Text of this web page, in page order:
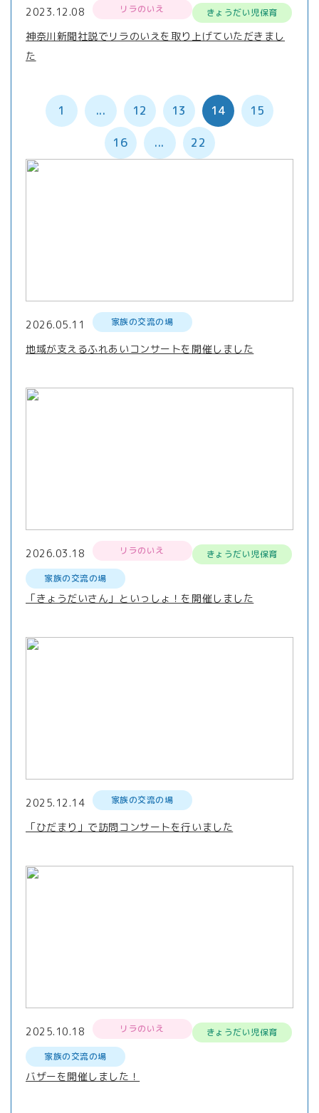
2023.12.08 リラのいえ きょうだい児保育
神奈川新聞社説でリラのいえを取り上げていただきまし
た
1 ... 12 13 14 15
16 ... 22
2026.05.11 家族の交流の場
地域が支えるふれあいコンサートを開催しました
2026.03.18 リラのいえ
きょうだい児保育
家族の交流の場
「きょうだいさん」といっしょ！を開催しました
2025.12.14 家族の交流の場
「ひだまり」で訪問コンサートを行いました
2025.10.18 リラのいえ
きょうだい児保育
家族の交流の場
バザーを開催しました！